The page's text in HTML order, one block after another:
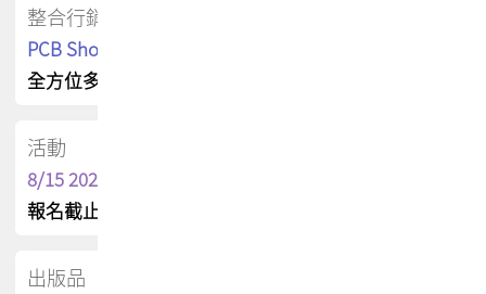
整合行銷
PCB Shop 採購指南
全方位多元曝光方案
活動
8/15 2026 TPCA健康盃保齡球聯誼賽
報名截止日 : 8/3 活動日期 : 8/15
出版品